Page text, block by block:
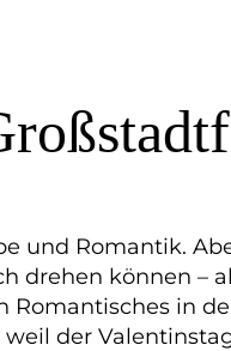
und Romantik.
drehen können –
in
der